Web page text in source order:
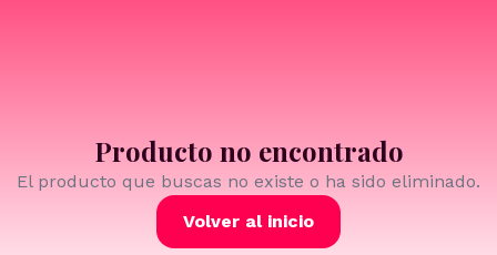
Producto no encontrado
El producto que buscas no existe o ha sido eliminado.
Volver al inicio